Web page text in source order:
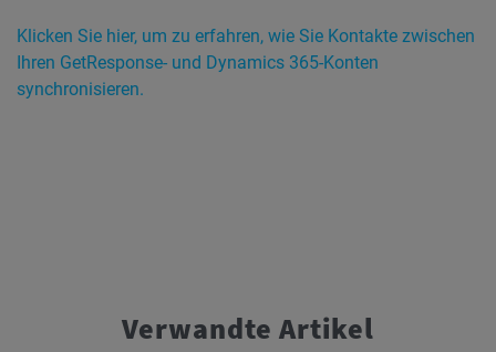
Klicken Sie hier, um zu erfahren, wie Sie Kontakte zwischen
Ihren GetResponse- und Dynamics 365-Konten
synchronisieren.
Verwandte Artikel